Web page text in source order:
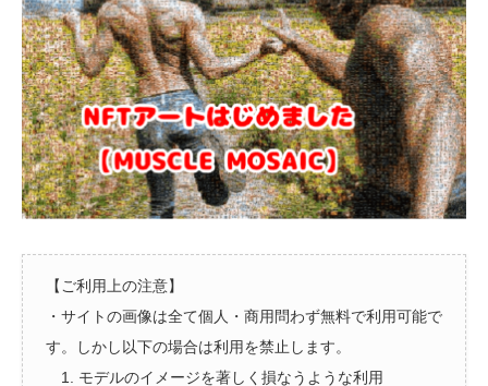
【ご利用上の注意】
・サイトの画像は全て個人・商用問わず無料で利用可能で
す。しかし以下の場合は利用を禁止します。
1. モデルのイメージを著しく損なうような利用